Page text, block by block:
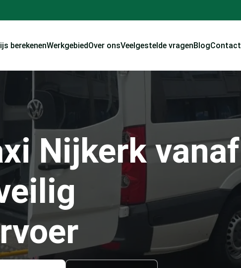
berekenenWerkgebiedOver onsVeelgestelde vragenBlogContact
Nijkerk vanaf